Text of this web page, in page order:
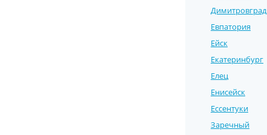
Димитровград
Евпатория
Ейск
Екатеринбург
Елец
Енисейск
Ессентуки
Заречный